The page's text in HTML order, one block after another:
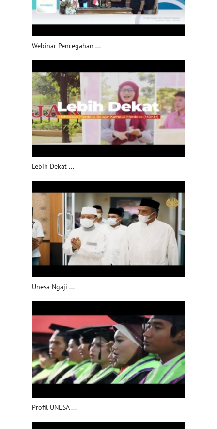
Webinar Pencegahan ...
Lebih Dekat ...
Unesa Ngaji ...
Profil UNESA ...